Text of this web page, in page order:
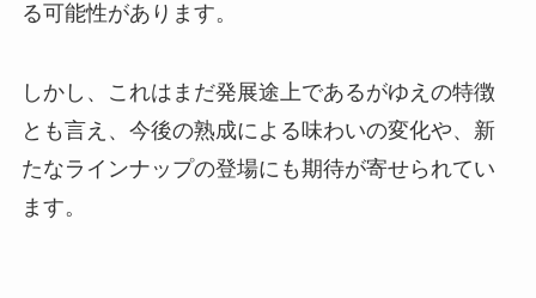
る可能性があります。
しかし、これはまだ発展途上であるがゆえの特徴
とも言え、今後の熟成による味わいの変化や、新
たなラインナップの登場にも期待が寄せられてい
ます。